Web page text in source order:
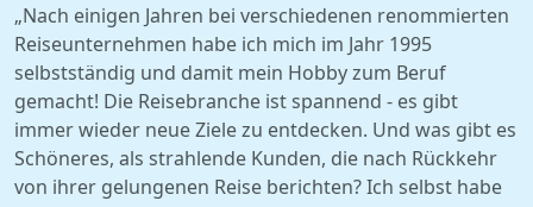
„Nach einigen Jahren bei verschiedenen renommierten
Reiseunternehmen habe ich mich im Jahr 1995
selbstständig und damit mein Hobby zum Beruf
gemacht! Die Reisebranche ist spannend - es gibt
immer wieder neue Ziele zu entdecken. Und was gibt es
Schöneres, als strahlende Kunden, die nach Rückkehr
von ihrer gelungenen Reise berichten? Ich selbst habe